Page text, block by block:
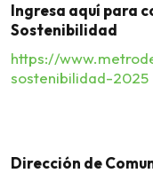
Ingresa aquí para
Sostenibilidad
https://
sostenibilidad-2025
Dirección de